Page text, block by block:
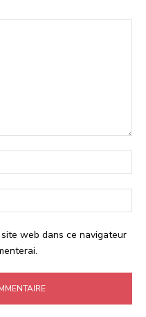
:*
:*
web dans ce navigateur